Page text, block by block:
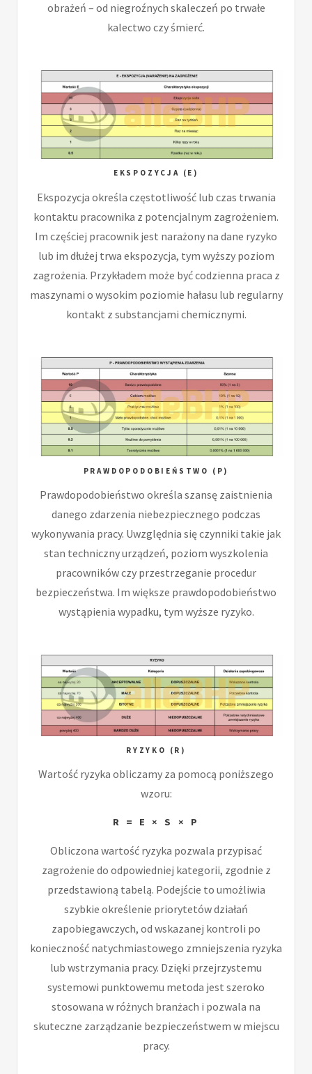
obrażeń – od niegroźnych skaleczeń po trwałe
kalectwo czy śmierć.
EKSPOZYCJA (E)
Ekspozycja określa częstotliwość lub czas trwania
kontaktu pracownika z potencjalnym zagrożeniem.
Im częściej pracownik jest narażony na dane ryzyko
lub im dłużej trwa ekspozycja, tym wyższy poziom
zagrożenia. Przykładem może być codzienna praca z
maszynami o wysokim poziomie hałasu lub regularny
kontakt z substancjami chemicznymi.
PRAWDOPODOBIEŃSTWO (P)
Prawdopodobieństwo określa szansę zaistnienia
danego zdarzenia niebezpiecznego podczas
wykonywania pracy. Uwzględnia się czynniki takie jak
stan techniczny urządzeń, poziom wyszkolenia
pracowników czy przestrzeganie procedur
bezpieczeństwa. Im większe prawdopodobieństwo
wystąpienia wypadku, tym wyższe ryzyko.
RYZYKO (R)
Wartość ryzyka obliczamy za pomocą poniższego
wzoru:
R = E × S × P
Obliczona wartość ryzyka pozwala przypisać
zagrożenie do odpowiedniej kategorii, zgodnie z
przedstawioną tabelą. Podejście to umożliwia
szybkie określenie priorytetów działań
zapobiegawczych, od wskazanej kontroli po
konieczność natychmiastowego zmniejszenia ryzyka
lub wstrzymania pracy. Dzięki przejrzystemu
systemowi punktowemu metoda jest szeroko
stosowana w różnych branżach i pozwala na
skuteczne zarządzanie bezpieczeństwem w miejscu
pracy.